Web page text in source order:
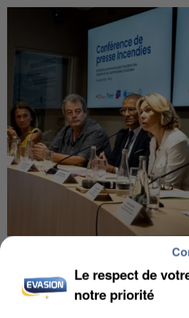
INCENDIES : L’ÎLE-DE-
DE SOLIDARITÉ AVEC LES...
Le respect de
notre priorité